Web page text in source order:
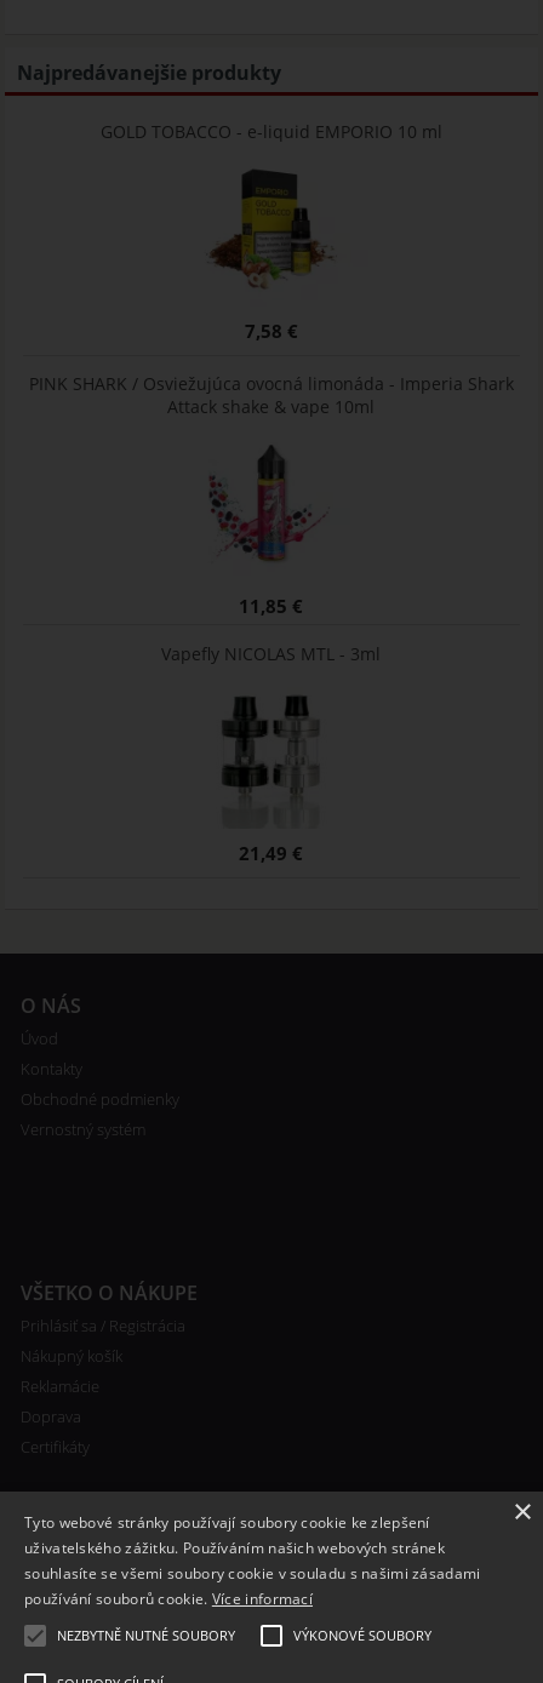
Najpredávanejšie produkty
GOLD TOBACCO - e-liquid EMPORIO 10 ml
7,58 €
PINK SHARK / Osviežujúca ovocná limonáda - Imperia Shark
Attack shake & vape 10ml
11,85 €
Vapefly NICOLAS MTL - 3ml
21,49 €
O NÁS
Úvod
Kontakty
Obchodné podmienky
Vernostný systém
VŠETKO O NÁKUPE
Prihlásiť sa / Registrácia
Nákupný košík
Reklamácie
Doprava
Certifikáty
RYCHLÝ KONTAKT
+420 608 138 367
info@bomba-cig.sk
×
Tyto webové stránky používají soubory cookie ke zlepšení
uživatelského zážitku. Používáním našich webových stránek
souhlasíte se všemi soubory cookie v souladu s našimi zásadami
používání souborů cookie. Více informací
NEZBYTNĚ NUTNÉ SOUBORY VÝKONOVÉ SOUBORY